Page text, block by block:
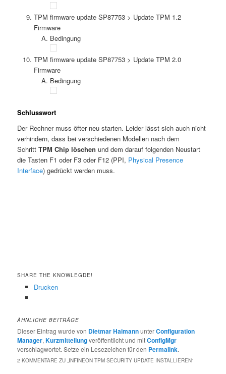
TPM firmware update SP87753 > Update TPM 1.2
Firmware
Bedingung
TPM firmware update SP87753 > Update TPM 2.0
Firmware
Bedingung
Schlusswort
Der Rechner muss öfter neu starten. Leider lässt sich auch nicht
verhindern, dass bei verschiedenen Modellen nach dem
SchrittTPM Chip löschen und dem darauf folgenden Neustart
die Tasten F1 oder F3 oder F12 (PPI, Physical Presence
Interface) gedrückt werden muss.
SHARE THE KNOWLEGDE!
Drucken
ÄHNLICHE BEITRÄGE
Dieser Eintrag wurde von Dietmar HaimannunterConfiguration
Manager,Kurzmitteilungveröffentlicht und mitConfigMgr
verschlagwortet. Setze ein Lesezeichen für den Permalink.
2 KOMMENTARE ZU „INFINEON TPM SECURITY UPDATE INSTALLIEREN“